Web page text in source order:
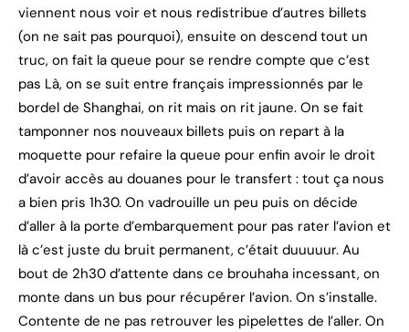
viennent nous voir et nous redistribue d’autres billets
(on ne sait pas pourquoi), ensuite on descend tout un
truc, on fait la queue pour se rendre compte que c’est
pas Là, on se suit entre français impressionnés par le
bordel de Shanghai, on rit mais on rit jaune. On se fait
tamponner nos nouveaux billets puis on repart à la
moquette pour refaire la queue pour enfin avoir le droit
d’avoir accès au douanes pour le transfert : tout ça nous
a bien pris 1h30. On vadrouille un peu puis on décide
d’aller à la porte d’embarquement pour pas rater l’avion et
là c’est juste du bruit permanent, c’était duuuuur. Au
bout de 2h30 d’attente dans ce brouhaha incessant, on
monte dans un bus pour récupérer l’avion. On s’installe.
Contente de ne pas retrouver les pipelettes de l’aller. On